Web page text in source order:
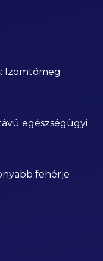
: Izomtömeg
egészségügyi
fehérje